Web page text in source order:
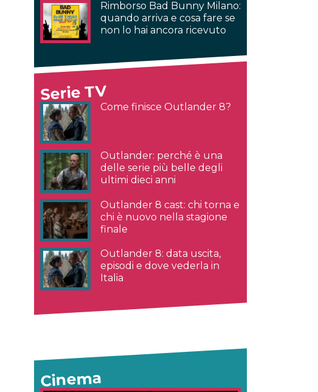
Rimborso Bad Bunny Milano:
quando arriva e cosa fare se
non lo hai ancora ricevuto
Serie TV
Come finisce Outlander 8?
Outlander: perché è una
delle serie più belle degli
ultimi dieci anni
Outlander 8 cast: chi torna e
chi è nuovo nella stagione
finale
Outlander 8: data uscita,
episodi e dove vederla in
Italia
Cinema